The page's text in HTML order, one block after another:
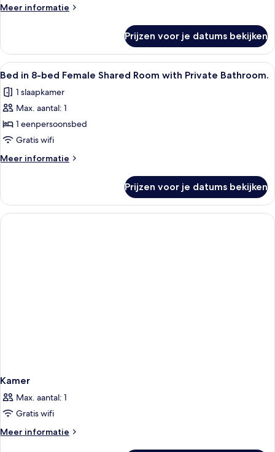
Meer informatie
Meer
Prijzen voor je datums bekijken
Alle
foto's
voor
Bed
in
8-
bed
Female
Room
with
Private
Een treinwagon met blauwe
6
Bed in 8-bed Female Shared Room with Private Bathroom.
1 slaapkamer
Max. aantal: 1
1 eenpersoonsbed
Gratis wifi
Meer informatie
Meer
in
8-
bed
Prijzen voor je datums bekijken
Kamer
Max. aantal: 1
Gratis wifi
Meer informatie
Meer